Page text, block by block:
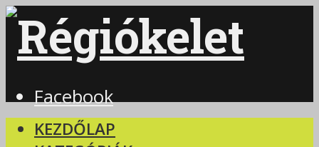
Facebook
KEZDŐLAP